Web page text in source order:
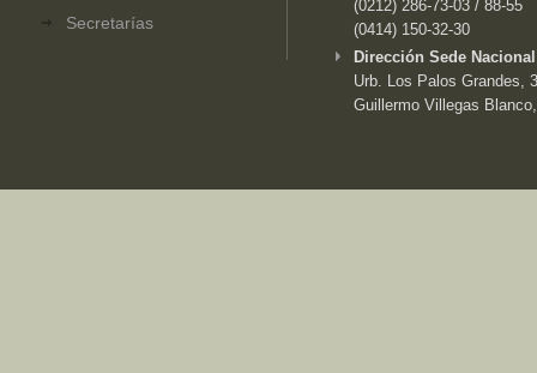
Secretarías
(0212) 286-73-03 / 88-55
(0414) 150-32-30
Dirección Sede
Urb. Los Palos Grandes,
Guillermo Villegas